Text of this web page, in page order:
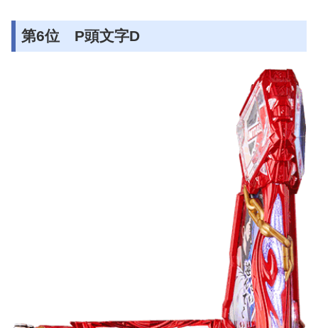
第6位 P頭文字D